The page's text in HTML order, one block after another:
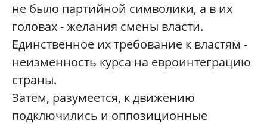
не было партийной символики, а в их
головах - желания смены власти.
Единственное их требование к властям -
неизменность курса на евроинтеграцию
страны.
Затем, разумеется, к движению
подключились и оппозиционные